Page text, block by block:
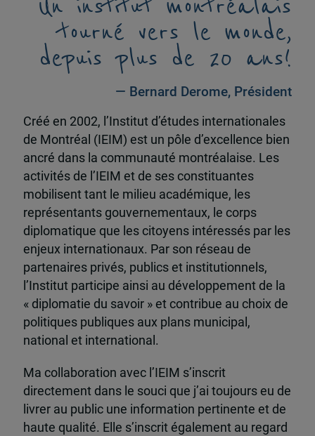
tourné vers le monde,
depuis plus de 20 ans!
— Bernard Derome, Président
Créé en 2002, l’Institut d’études internationales
de Montréal (IEIM) est un pôle d’excellence bien
ancré dans la communauté montréalaise. Les
activités de l’IEIM et de ses constituantes
mobilisent tant le milieu académique, les
représentants gouvernementaux, le corps
diplomatique que les citoyens intéressés par les
enjeux internationaux. Par son réseau de
partenaires privés, publics et institutionnels,
l’Institut participe ainsi au développement de la
« diplomatie du savoir » et contribue au choix de
politiques publiques aux plans municipal,
national et international.
Ma collaboration avec l’IEIM s’inscrit
directement dans le souci que j’ai toujours eu de
livrer au public une information pertinente et de
haute qualité. Elle s’inscrit également au regard